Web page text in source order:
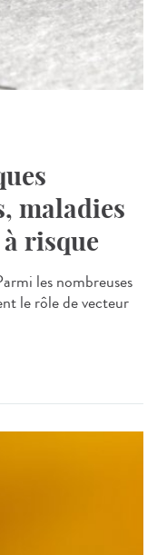
maladies
risque
les nombreuses
le rôle de vecteur